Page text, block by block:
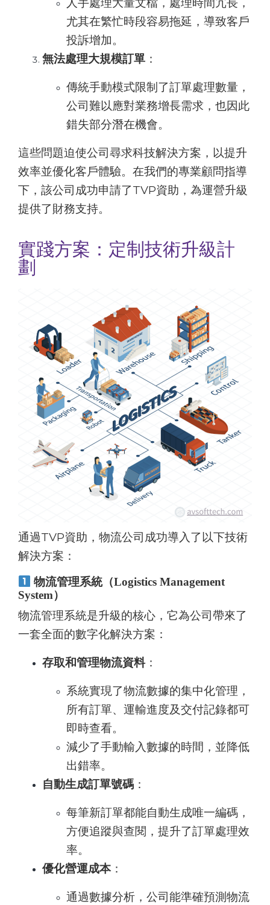
人手處理大量文檔，處理時間冗長，
尤其在繁忙時段容易拖延，導致客戶
投訴增加。
無法處理大規模訂單 ：
傳統手動模式限制了訂單處理數量，
公司難以應對業務增長需求，也因此
錯失部分潛在機會。
這些問題迫使公司尋求科技解決方案，以提升
效率並優化客戶體驗。在我們的專業顧問指導
下，該公司成功申請了TVP資助，為運營升級
提供了財務支持。
實踐方案：定制技術升級計
劃
通過TVP資助，物流公司成功導入了以下技術
解決方案：
物流管理系統（Logistics Management
System）
物流管理系統是升級的核心，它為公司帶來了
一套全面的數字化解決方案：
存取和管理物流資料：
系統實現了物流數據的集中化管理，
所有訂單、運輸進度及交付記錄都可
即時查看。
減少了手動輸入數據的時間，並降低
出錯率。
自動生成訂單號碼 ：
每筆新訂單都能自動生成唯一編碼，
方便追蹤與查閱，提升了訂單處理效
率。
優化營運成本 ：
通過數據分析，公司能準確預測物流